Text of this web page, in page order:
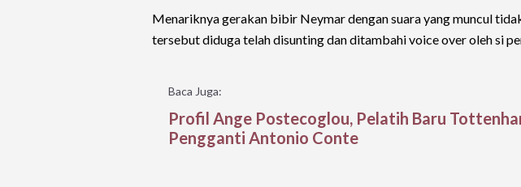
Menariknya gerakan bibir Neymar dengan suara yang muncul
tersebut diduga telah disunting dan ditambahi voice over oleh si
Baca Juga:
Profil Ange Postecoglou, Pelatih Baru
Pengganti Antonio Conte